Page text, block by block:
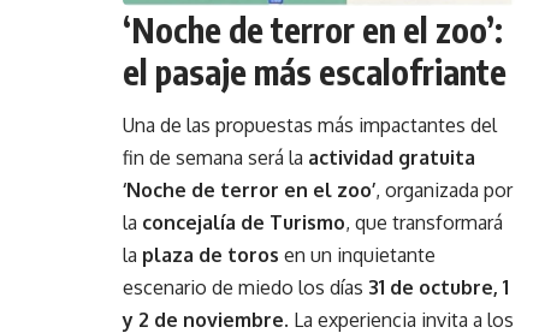
‘Noche de terror en el zoo’:
el pasaje más escalofriante
Una de las propuestas más impactantes del
fin de semana será la actividad gratuita
‘Noche de terror en el zoo’, organizada por
la concejalía de Turismo, que transformará
la plaza de toros en un inquietante
escenario de miedo los días 31 de octubre, 1
y 2 de noviembre. La experiencia invita a los